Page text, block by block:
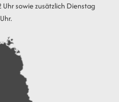
sowie zusätzlich Dienstag